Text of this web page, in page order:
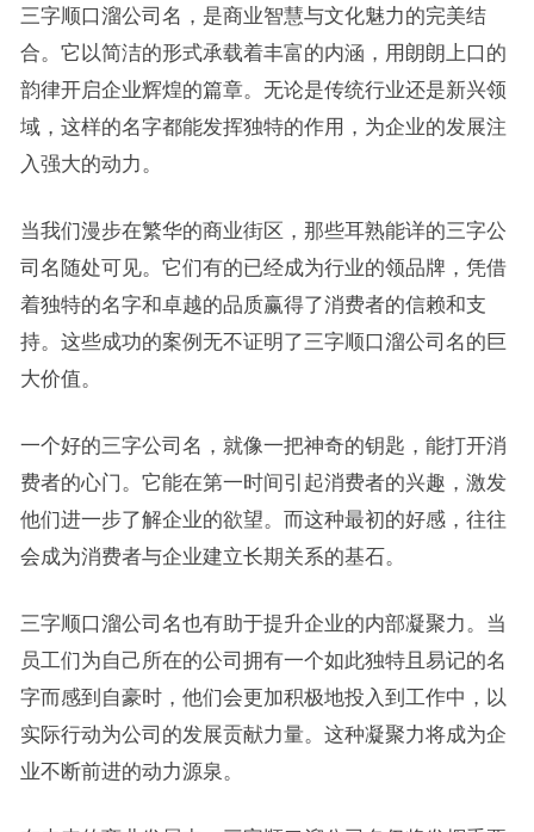
三字顺口溜公司名，是商业智慧与文化魅力的完美结
合。它以简洁的形式承载着丰富的内涵，用朗朗上口的
韵律开启企业辉煌的篇章。无论是传统行业还是新兴领
域，这样的名字都能发挥独特的作用，为企业的发展注
入强大的动力。
当我们漫步在繁华的商业街区，那些耳熟能详的三字公
司名随处可见。它们有的已经成为行业的领品牌，凭借
着独特的名字和卓越的品质赢得了消费者的信赖和支
持。这些成功的案例无不证明了三字顺口溜公司名的巨
大价值。
一个好的三字公司名，就像一把神奇的钥匙，能打开消
费者的心门。它能在第一时间引起消费者的兴趣，激发
他们进一步了解企业的欲望。而这种最初的好感，往往
会成为消费者与企业建立长期关系的基石。
三字顺口溜公司名也有助于提升企业的内部凝聚力。当
员工们为自己所在的公司拥有一个如此独特且易记的名
字而感到自豪时，他们会更加积极地投入到工作中，以
实际行动为公司的发展贡献力量。这种凝聚力将成为企
业不断前进的动力源泉。